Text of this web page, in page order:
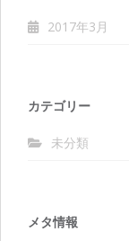
2017年3月
カテゴリー
未分類
メタ情報